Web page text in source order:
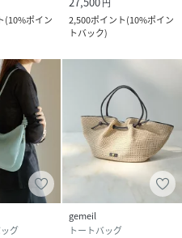
使用状況により変色などが
/裏地,綿
(10%ポイン
円
2,500ポイント(10%ポイン
トバック)
グ
gemeil
トートバッグ